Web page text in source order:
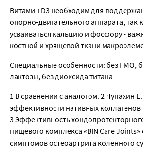
Витамин D3 необходим для
опорно-двигательного аппарата, так
усваиваться кальцию и фосфору -
костной и хрящевой ткани
Специальные особенности: без ГМО,
лактозы, без диоксида титана
1 В сравнении с аналогом. 2 Чупахин
эффективности нативных коллагенов
3 Эффективность
пищевого комплекса «BIN Care Joints»
симптомов остеоартрита коленного